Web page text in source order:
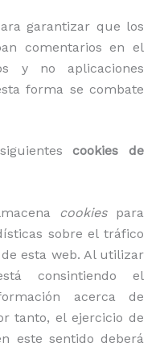
garantizar que los
comentarios en el
y no aplicaciones
forma se combate
cookies de
cookiespara
sobre el tráfico
esta web. Al utilizar
consintiendo el
acerca de
tanto, el ejercicio de
este sentido deberá